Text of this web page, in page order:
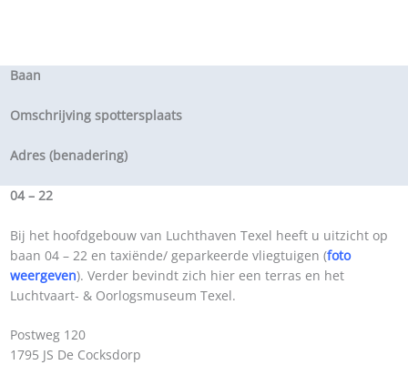
Baan
Omschrijving spottersplaats
Adres (benadering)
04 – 22
Bij het hoofdgebouw van Luchthaven Texel heeft u uitzicht op
baan 04 – 22 en taxiënde/ geparkeerde vliegtuigen (foto
weergeven). Verder bevindt zich hier een terras en het
Luchtvaart- & Oorlogsmuseum Texel.
Postweg 120
1795 JS De Cocksdorp